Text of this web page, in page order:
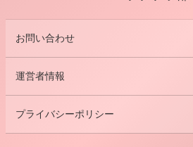
お問い合わせ
運営者情報
プライバシーポリシー